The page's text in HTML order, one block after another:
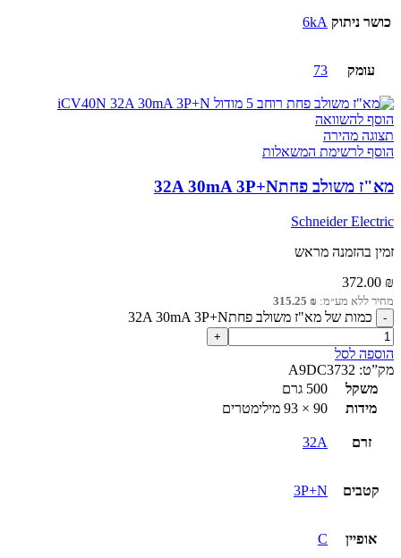
כושר ניתוק 6kA
עומק 73
הוסף להשוואה
תצוגה מהירה
הוסף לרשימת המשאלות
מא"ז משולב פחת32A 30mA 3P+N
Schneider Electric
זמין בהזמנה מראש
372.00 ₪
מחיר ללא מע״מ: 315.25 ₪
כמות של מא"ז משולב פחת32A 30mA 3P+N
הוספה לסל
מק”ט: A9DC3732
משקל
500 גרם
מידות
90 × 93 מילימטרים
זרם 32A
קטבים 3P+N
אופיין C